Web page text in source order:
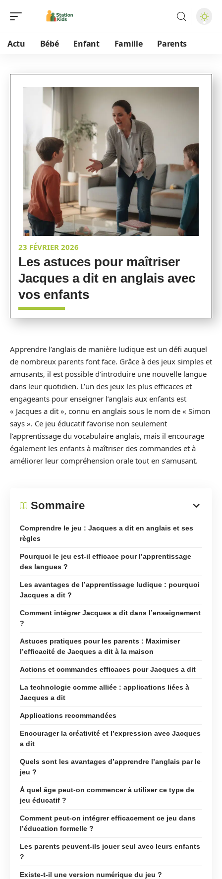
Actu Bébé Enfant Famille Parents
23 FÉVRIER 2026
Les astuces pour maîtriser
Jacques a dit en anglais avec
vos enfants
Apprendre l’anglais de manière ludique est un défi auquel
de nombreux parents font face. Grâce à des jeux simples et
amusants, il est possible d’introduire une nouvelle langue
dans leur quotidien. L’un des jeux les plus efficaces et
engageants pour enseigner l’anglais aux enfants est
« Jacques a dit », connu en anglais sous le nom de « Simon
says ». Ce jeu éducatif favorise non seulement
l’apprentissage du vocabulaire anglais, mais il encourage
également les enfants à maîtriser des commandes et à
améliorer leur compréhension orale tout en s’amusant.
Sommaire
Comprendre le jeu : Jacques a dit en anglais et ses
règles
Pourquoi le jeu est-il efficace pour l’apprentissage
des langues ?
Les avantages de l’apprentissage ludique : pourquoi
Jacques a dit ?
Comment intégrer Jacques a dit dans l’enseignement
?
Astuces pratiques pour les parents : Maximiser
l’efficacité de Jacques a dit à la maison
Actions et commandes efficaces pour Jacques a dit
La technologie comme alliée : applications liées à
Jacques a dit
Applications recommandées
Encourager la créativité et l’expression avec Jacques
a dit
Quels sont les avantages d’apprendre l’anglais par le
jeu ?
À quel âge peut-on commencer à utiliser ce type de
jeu éducatif ?
Comment peut-on intégrer efficacement ce jeu dans
l’éducation formelle ?
Les parents peuvent-ils jouer seul avec leurs enfants
?
Existe-t-il une version numérique du jeu ?